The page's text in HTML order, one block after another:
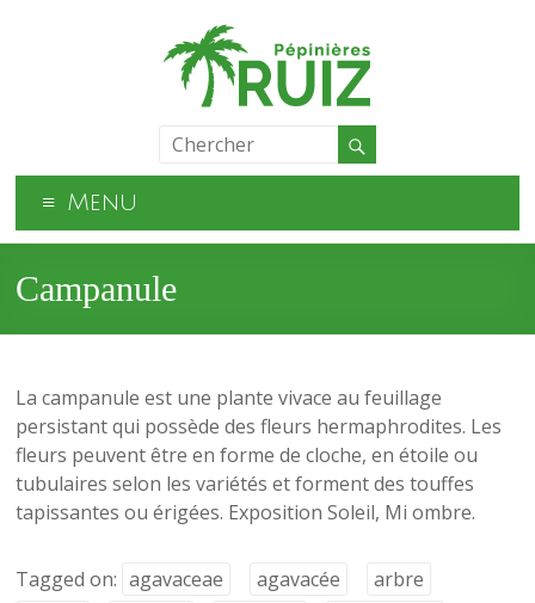
Menu
Campanule
La campanule est une plante vivace au feuillage
persistant qui possède des fleurs hermaphrodites. Les
fleurs peuvent être en forme de cloche, en étoile ou
tubulaires selon les variétés et forment des touffes
tapissantes ou érigées. Exposition Soleil, Mi ombre.
Tagged on: agavaceae agavacée
arbre